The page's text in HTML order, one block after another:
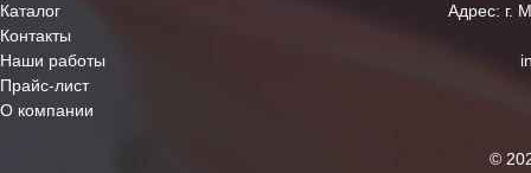
Каталог
Контакты
Наши работы
Прайс-лист
О компании
Адрес: г.
©